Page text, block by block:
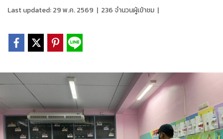
Last updated: 29 พ.ค. 2569 | 236 จำนวนผู้เข้าชม |